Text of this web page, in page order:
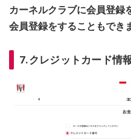
カーネルクラブに会員登録
会員登録をすることもでき
7.クレジットカード情